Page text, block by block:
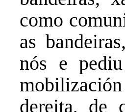
como
as
nós e
dereita, de